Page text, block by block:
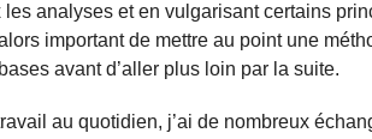
analyses et en vulgarisant certains
important de mettre au point une
avant d’aller plus loin par la suite.
au quotidien, j’ai de nombreux